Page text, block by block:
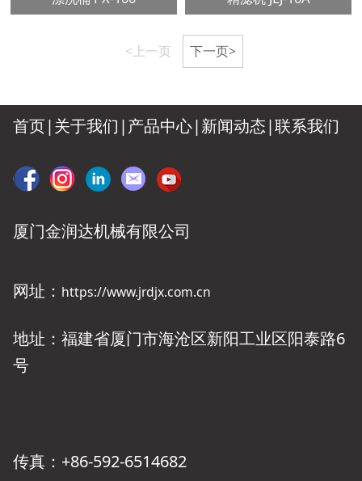
<上一页 下一页>
首页|关于我们 |产品中心|新闻动态|联系我们
厦门金润达机械有限公司
网址： https://www.jrdjx.com.cn
地址：福建省厦门市海沧区新阳工业区阳泰路6
号
传真：+86-592-6514682